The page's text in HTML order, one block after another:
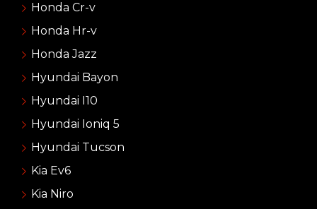
Honda Cr-v
Honda Hr-v
Honda Jazz
Hyundai Bayon
Hyundai I10
Hyundai Ioniq 5
Hyundai Tucson
Kia Ev6
Kia Niro